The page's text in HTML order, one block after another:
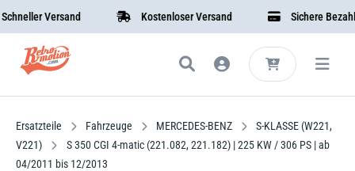
Versand Kostenloser Versand Sichere
Ersatzteile Fahrzeuge MERCEDES-BENZ
S-KLASSE (W221,
V221)
S 350 CGI 4-matic (221.082, 221.182) | 225 KW / 306 PS | ab
04/2011 bis 12/2013